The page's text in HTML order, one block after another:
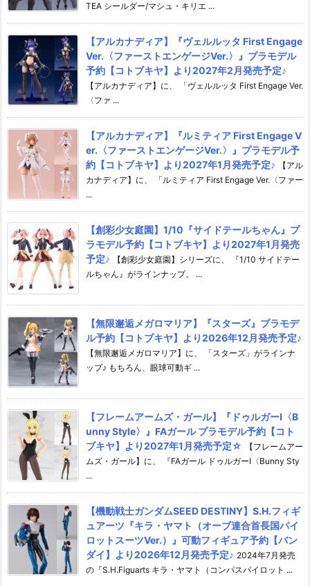
TEA シールダー/マシュ・キリエ ...
【アルカナディア】『ヴェルルッタ First Engage
Ver.〈ファーストエンゲージVer.〉』プラモデル
予約【コトブキヤ】より2027年2月発売予定♪
【アルカナディア】に、 「ヴェルルッタ First Engage Ver.
〈ファ ...
【アルカナディア】『ルミティア First Engage V
er.〈ファーストエンゲージVer.〉』プラモデル予
約【コトブキヤ】より2027年1月発売予定♪
【アル
カナディア】に、 「ルミティア First Engage Ver.〈ファー
...
【創彩少女庭園】1/10『サイドテールちゃん』プ
ラモデル予約【コトブキヤ】より2027年1月発売
予定♪
【創彩少女庭園】シリーズに、 『1/10 サイドテー
ルちゃん』がラインナップ。 ...
【無限邂逅メガロマリア】『スターズ』プラモデ
ル予約【コトブキヤ】より2026年12月発売予定♪
【無限邂逅メガロマリア】に、 「スターズ」がラインナ
ップ♪ もちろん、眼球可動ギ ...
【フレームアームズ・ガール】『ドゥルガーI〈B
unny Style〉』FAガール プラモデル予約【コト
ブキヤ】より2027年1月発売予定☆
【フレームアー
ムズ・ガール】に、 『FAガール ドゥルガーI〈Bunny Sty
...
【機動戦士ガンダムSEED DESTINY】S.H.フィギ
ュアーツ『キラ・ヤマト（オーブ連合首長国パイ
ロットスーツVer.）』可動フィギュア予約【バン
ダイ】より2026年12月発売予定♪ 2024年7月発売
の『S.H.Figuarts キラ・ヤマト（コンパスパイロット ...